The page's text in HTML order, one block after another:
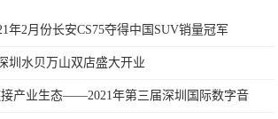
年2月份长安CS75夺得中国SUV销量冠军
圳水贝万山双店盛大开业
接产业生态——2021年第三届深圳国际数字音